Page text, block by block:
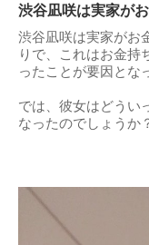
渋谷凪咲は実家が
渋谷凪咲は実家がお
りで、これはお金持
ったことが要因とな
では、彼女はどうい
なったのでしょうか